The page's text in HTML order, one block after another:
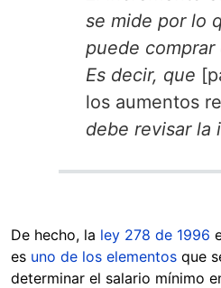
se mide por lo
puede comprar
Es decir, que
los aumentos
debe revisar la
De hecho, la ley 278 de 1996
es uno de los elementos que
determinar el salario mínimo